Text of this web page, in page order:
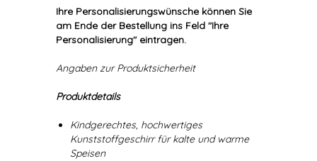
Ihre Personalisierungswünsche können Sie
am Ende der Bestellung ins Feld "Ihre
Personalisierung" eintragen.
Angaben zur Produktsicherheit
Produktdetails
Kindgerechtes, hochwertiges
Kunststoffgeschirr für kalte und warme
Speisen